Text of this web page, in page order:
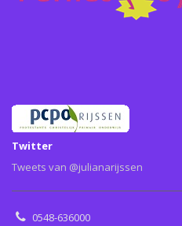
Twitter
Tweets van @julianarijssen
0548-636000